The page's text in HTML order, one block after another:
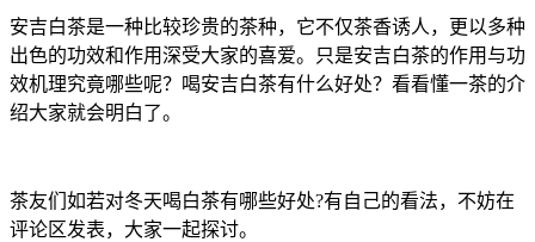
安吉白茶是一种比较珍贵的茶种，它不仅茶香诱人，更以多种
出色的功效和作用深受大家的喜爱。只是安吉白茶的作用与功
效机理究竟哪些呢？喝安吉白茶有什么好处？看看懂一茶的介
绍大家就会明白了。
茶友们如若对冬天喝白茶有哪些好处?有自己的看法，不妨在
评论区发表，大家一起探讨。